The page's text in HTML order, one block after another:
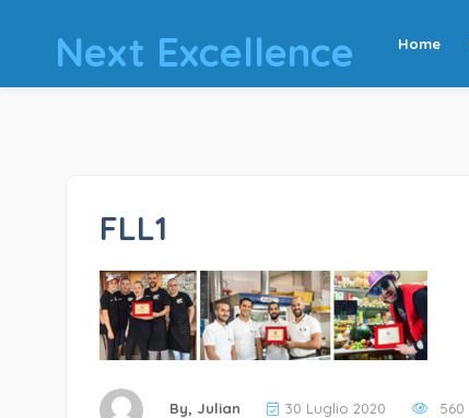
Next Excellence Home
FLL1
By, Julian 30 Luglio 2020 560